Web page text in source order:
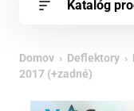
Katalóg
Domov › Deflektory ›
2017 (+zadné)